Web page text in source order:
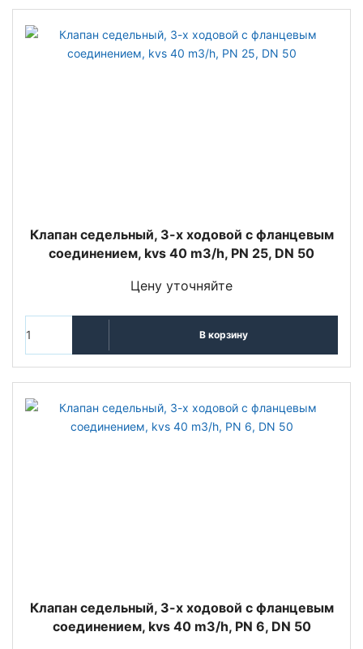
Клапан седельный, 3-х ходовой с фланцевым
соединением, kvs 40 m3/h, PN 25, DN 50
Цену уточняйте
В корзину
Клапан седельный, 3-х ходовой с фланцевым
соединением, kvs 40 m3/h, PN 6, DN 50